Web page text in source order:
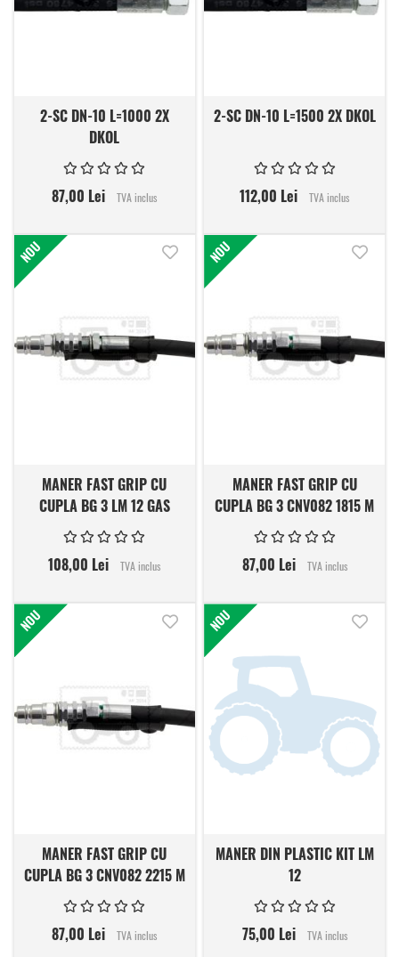
2-SC DN-10 L=1000 2X
DKOL
87,00 Lei TVA inclus
2-SC DN-10 L=1500 2X DKOL
112,00 Lei TVA inclus
MANER FAST GRIP CU
CUPLA BG 3 LM 12 GAS
NOU
108,00 Lei TVA inclus
Adauga in lista de dorinte
MANER FAST GRIP CU
CUPLA BG 3 CNV082 1815 M
FG
NOU
87,00 Lei TVA inclus
MANER FAST GRIP CU
CUPLA BG 3 CNV082 2215 M
FG
NOU
87,00 Lei TVA inclus
Adauga in lista de dorinte
MANER DIN PLASTIC KIT LM
12
NOU
75,00 Lei TVA inclus